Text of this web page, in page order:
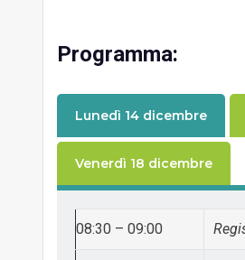
Programma:
Lunedì 14 dicembre
Venerdì 18 dicembre
08:30 – 09:00